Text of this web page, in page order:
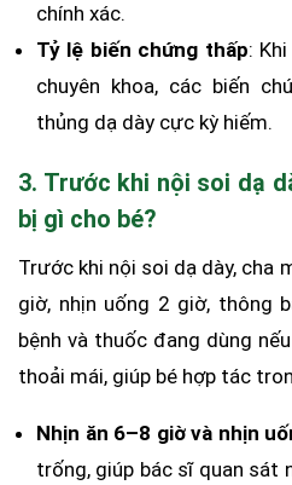
chính xác.
Tỷ lệ biến chứng thấp:
chuyên khoa, các biến
thủng dạ dày cực kỳ hiếm.
3. Trước khi nội soi dạ
bị gì cho bé?
Trước khi nội soi dạ dày, cha
giờ, nhịn uống 2 giờ, thông
bệnh và thuốc đang dùng
thoải mái, giúp bé hợp tác
Nhịn ăn 6–8 giờ và nhịn
trống, giúp bác sĩ quan sát